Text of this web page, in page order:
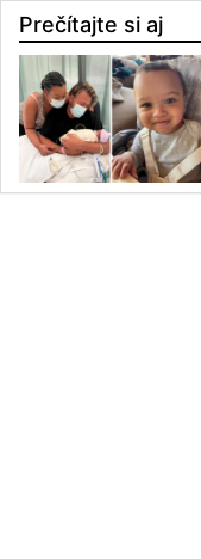
Prečítajte si aj